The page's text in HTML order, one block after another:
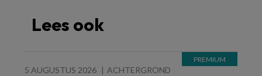
Lees ook
5 AUGUSTUS 2026 ACHTERGROND